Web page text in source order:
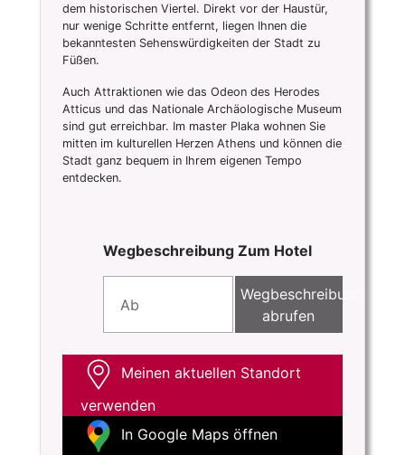
dem historischen Viertel. Direkt vor der Haustür,
nur wenige Schritte entfernt, liegen Ihnen die
bekanntesten Sehenswürdigkeiten der Stadt zu
Füßen.
Auch Attraktionen wie das Odeon des Herodes
Atticus und das Nationale Archäologische Museum
sind gut erreichbar. Im master Plaka wohnen Sie
mitten im kulturellen Herzen Athens und können die
Stadt ganz bequem in Ihrem eigenen Tempo
entdecken.
Wegbeschreibung Zum Hotel
Wegbeschreibung
abrufen
Meinen aktuellen Standort
verwenden
In Google Maps öffnen